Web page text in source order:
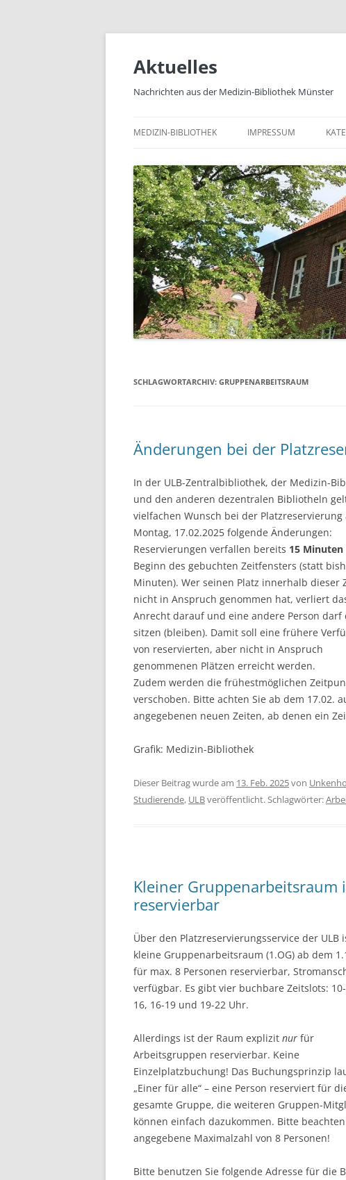
Zum
springen
Aktuelles
Nachrichten aus der Medizin-Bibliothek Münster
MEDIZIN-BIBLIOTHEK IMPRESSUM
E-
SCHLAGWORTARCHIV: GRUPPENARBEITSRAUM
Änderungen bei der
In der ULB-Zentralbibliothek, der Medizin-
und den anderen dezentralen Bibliotheln
vielfachen Wunsch bei der Platzreservierung
Montag, 17.02.2025 folgende Änderungen:
Reservierungen verfallen bereits 15 Minuten
Beginn des gebuchten Zeitfensters (statt
Minuten). Wer seinen Platz innerhalb dieser
nicht in Anspruch genommen hat, verliert
Anrecht darauf und eine andere Person darf
sitzen (bleiben). Damit soll eine frühere
von reservierten, aber nicht in Anspruch
genommenen Plätzen erreicht werden.
Zudem werden die frühestmöglichen
verschoben. Bitte achten Sie ab dem 17.02.
angegebenen neuen Zeiten, ab denen ein
Grafik: Medizin-Bibliothek
Dieser Beitrag wurde am 13. Feb. 2025von
Studierende, ULBveröffentlicht. Schlagwörter:
Kleiner Gruppenarbeitsraum
reservierbar
Über den Platzreservierungsservice der ULB
kleine Gruppenarbeitsraum (1.OG) ab dem
für max. 8 Personen reservierbar,
verfügbar. Es gibt vier buchbare Zeitslots:
16, 16-19 und 19-22 Uhr.
Allerdings ist der Raum explizit nur für
Arbeitsgruppen reservierbar. Keine
Einzelplatzbuchung! Das Buchungsprinzip
„Einer für alle“ – eine Person reserviert für
gesamte Gruppe, die weiteren Gruppen-
können einfach dazukommen. Bitte
angegebene Maximalzahl von 8 Personen!
Bitte benutzen Sie folgende Adresse für die